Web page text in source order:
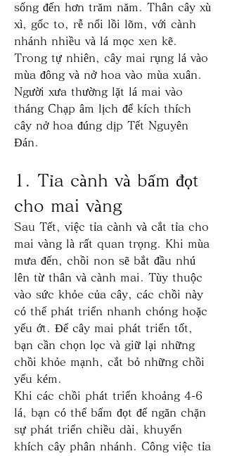
sống đến hơn trăm năm. Thân cây xù
xì, gốc to, rễ nổi lồi lõm, với cành
nhánh nhiều và lá mọc xen kẽ.
Trong tự nhiên, cây mai rụng lá vào
mùa đông và nở hoa vào mùa xuân.
Người xưa thường lặt lá mai vào
tháng Chạp âm lịch để kích thích
cây nở hoa đúng dịp Tết Nguyên
Đán.
1. Tỉa cành và bấm đọt
cho mai vàng
Sau Tết, việc tỉa cành và cắt tỉa cho
mai vàng là rất quan trọng. Khi mùa
mưa đến, chồi non sẽ bắt đầu nhú
lên từ thân và cành mai. Tùy thuộc
vào sức khỏe của cây, các chồi này
có thể phát triển nhanh chóng hoặc
yếu ớt. Để cây mai phát triển tốt,
bạn cần chọn lọc và giữ lại những
chồi khỏe mạnh, cắt bỏ những chồi
yếu kém.
Khi các chồi phát triển khoảng 4-6
lá, bạn có thể bấm đọt để ngăn chặn
sự phát triển chiều dài, khuyến
khích cây phân nhánh. Công việc tỉa